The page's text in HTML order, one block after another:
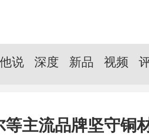
他说 深度 新品 视频
等主流品牌坚守铜